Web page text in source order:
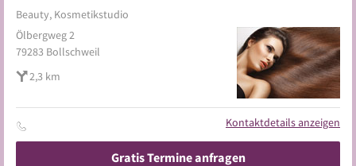
Beauty, Kosmetikstudio
Ölbergweg 2
79283 Bollschweil
2,3 km
Kontaktdetails anzeigen
Gratis Termine anfragen